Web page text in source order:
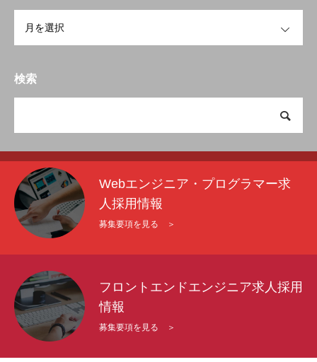
検索
Webエンジニア・プログラマー求
人採用情報
募集要項を見る ＞
フロントエンドエンジニア求人採用
情報
募集要項を見る ＞